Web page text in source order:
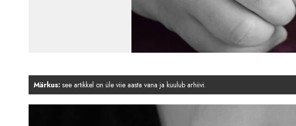
Märkus: see artikkel on üle viie aasta vana ja kuulub arhiivi.